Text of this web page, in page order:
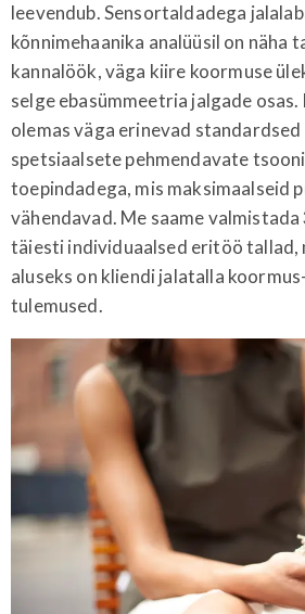
leevendub. Sensortaldadega
kõnnimehaanika analüüsil on näha
kannalöök, väga kiire koormuse
selge ebasümmeetria jalgade osas.
olemas väga erinevad
spetsiaalsete pehmendavate
toepindadega, mis maksimaalseid
vähendavad. Me saame
täiesti individuaalsed eritöö tallad,
aluseks on kliendi jalatalla
tulemused.